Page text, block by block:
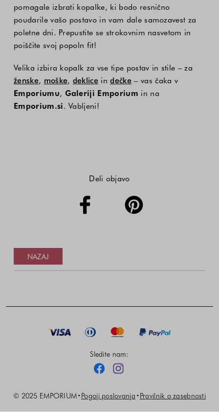
pomagale izbrati kopalke, ki bodo resnično
poudarile vašo postavo in vam dale samozavest za
poletne dni. Prepustite se strokovnim nasvetom in
poiščite svoj popoln fit!
Velika izbira kopalk za vse tipe postav in stile – za
ženske, moške, deklice indečke– vas čaka v
Emporiumu, Galeriji Emporium in na
Emporium.si. Vabljeni!
Deli objavo
NAZAJ
Sledite nam:
FacebookInstagram
© 2025 EMPORIUM Pogoji poslovanja Pravilnik o zasebnosti